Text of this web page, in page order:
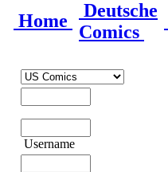
Home
Deutsche
Comics
Username